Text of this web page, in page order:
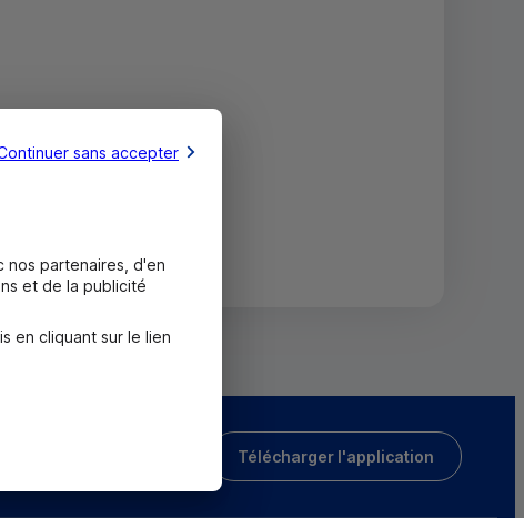
Télécharger l'application
sans accepter
nos partenaires, d'en
et de la publicité
en cliquant sur le lien